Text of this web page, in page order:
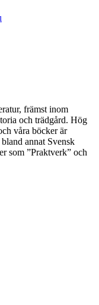
främst inom
och trädgård. Hög
våra böcker är
annat Svensk
som ”Praktverk” och